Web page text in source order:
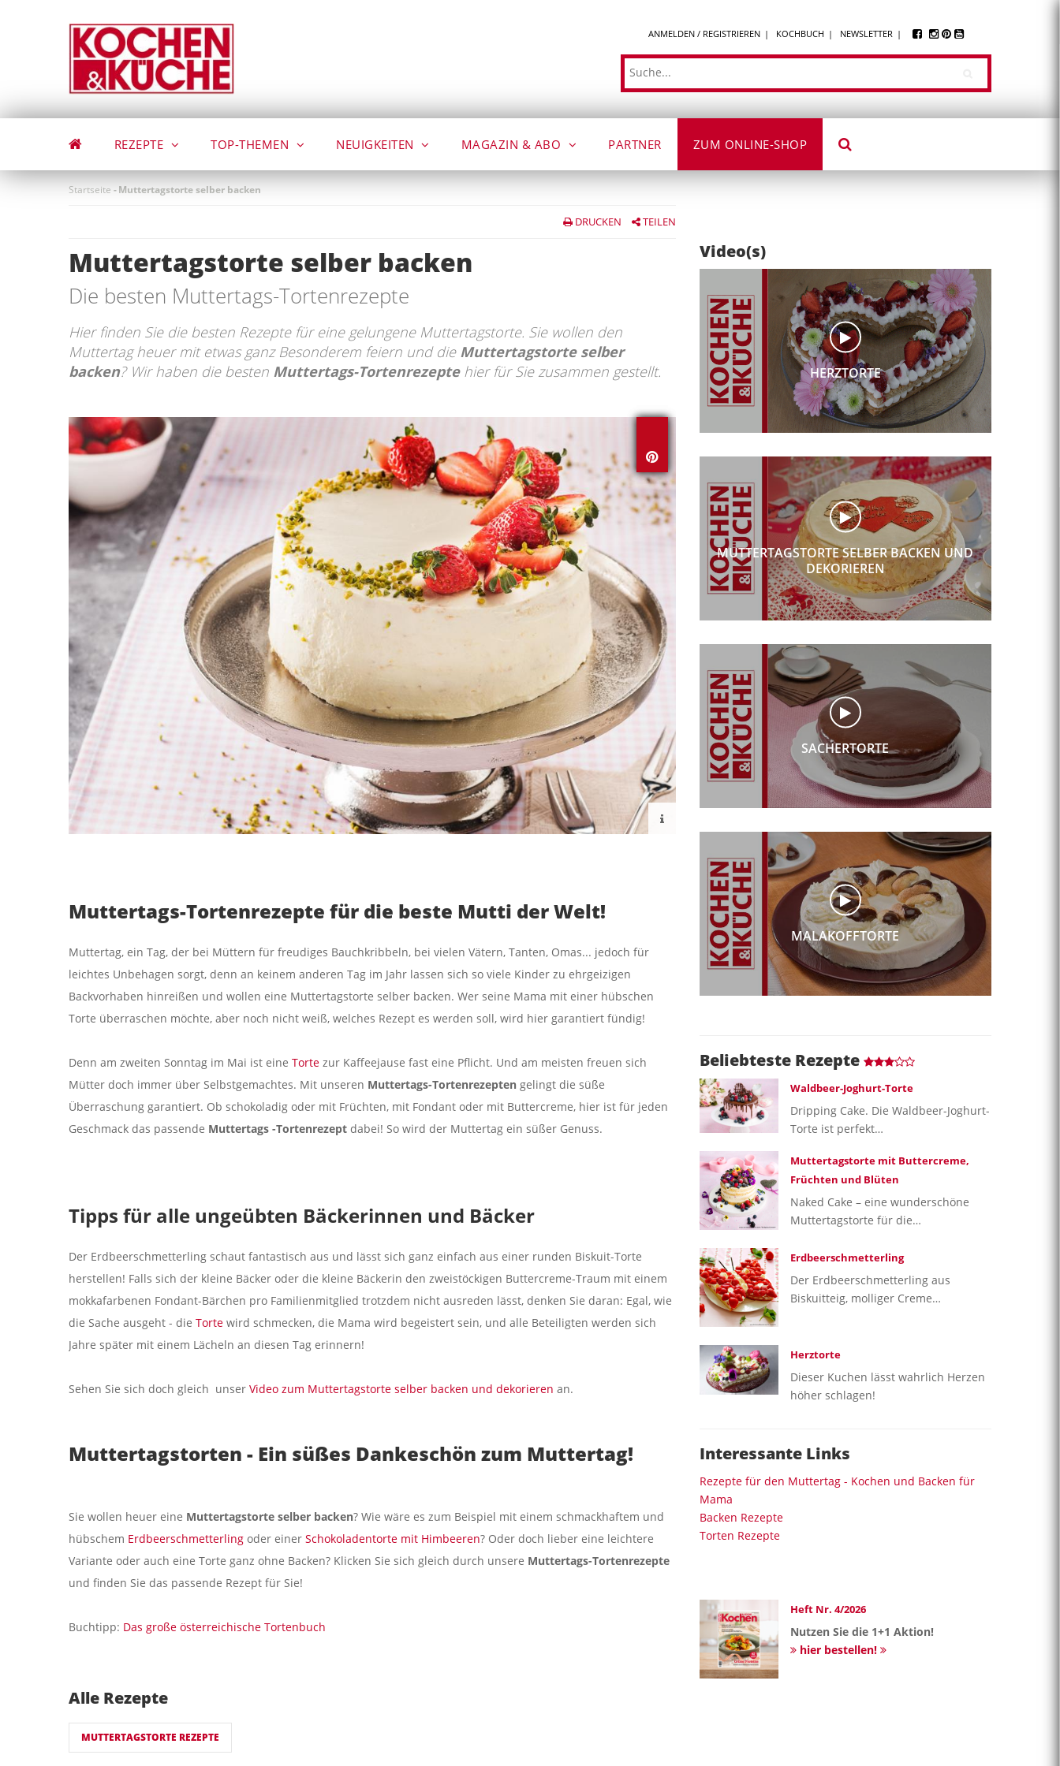
ANMELDEN / REGISTRIEREN KOCHBUCH NEWSLETTER
Suche
REZEPTE TOP-THEMEN NEUIGKEITEN MAGAZIN & ABO PARTNER ZUM ONLINE-SHOP
Startseite -Muttertagstorte selber backen
DRUCKEN TEILEN
Muttertagstorte selber backen
Die besten Muttertags-Tortenrezepte
Hier finden Sie die besten Rezepte für eine gelungene Muttertagstorte. Sie wollen den
Muttertag heuer mit etwas ganz Besonderem feiern und die Muttertagstorte selber
backen? Wir haben die besten Muttertags-Tortenrezepte hier für Sie zusammen gestellt.
Muttertags-Tortenrezepte für die beste Mutti der Welt!
Muttertag, ein Tag, der bei Müttern für freudiges Bauchkribbeln, bei vielen Vätern, Tanten, Omas... jedoch für
leichtes Unbehagen sorgt, denn an keinem anderen Tag im Jahr lassen sich so viele Kinder zu ehrgeizigen
Backvorhaben hinreißen und wollen eine Muttertagstorte selber backen. Wer seine Mama mit einer hübschen
Torte überraschen möchte, aber noch nicht weiß, welches Rezept es werden soll, wird hier garantiert fündig!
Denn am zweiten Sonntag im Mai ist eine Torte zur Kaffeejause fast eine Pflicht. Und am meisten freuen sich
Mütter doch immer über Selbstgemachtes. Mit unseren Muttertags-Tortenrezepten gelingt die süße
Überraschung garantiert. Ob schokoladig oder mit Früchten, mit Fondant oder mit Buttercreme, hier ist für jeden
Geschmack das passende Muttertags -Tortenrezept dabei! So wird der Muttertag ein süßer Genuss.
Tipps für alle ungeübten Bäckerinnen und Bäcker
Der Erdbeerschmetterling schaut fantastisch aus und lässt sich ganz einfach aus einer runden Biskuit-Torte
herstellen! Falls sich der kleine Bäcker oder die kleine Bäckerin den zweistöckigen Buttercreme-Traum mit einem
mokkafarbenen Fondant-Bärchen pro Familienmitglied trotzdem nicht ausreden lässt, denken Sie daran: Egal, wie
die Sache ausgeht - die Torte wird schmecken, die Mama wird begeistert sein, und alle Beteiligten werden sich
Jahre später mit einem Lächeln an diesen Tag erinnern!
Sehen Sie sich doch gleich unser Video zum Muttertagstorte selber backen und dekorieren an.
Muttertagstorten - Ein süßes Dankeschön zum Muttertag!
Sie wollen heuer eine Muttertagstorte selber backen? Wie wäre es zum Beispiel mit einem schmackhaftem und
hübschem Erdbeerschmetterling oder einer Schokoladentorte mit Himbeeren? Oder doch lieber eine leichtere
Variante oder auch eine Torte ganz ohne Backen? Klicken Sie sich gleich durch unsere Muttertags-Tortenrezepte
und finden Sie das passende Rezept für Sie!
Buchtipp: Das große österreichische Tortenbuch
Alle Rezepte
MUTTERTAGSTORTE REZEPTE
Video(s)
HERZTORTE
MUTTERTAGSTORTE SELBER BACKEN UND
DEKORIEREN
SACHERTORTE
MALAKOFFTORTE
Beliebteste Rezepte
Waldbeer-Joghurt-Torte
Dripping Cake. Die Waldbeer-Joghurt-
Torte ist perfekt…
Muttertagstorte mit Buttercreme,
Früchten und Blüten
Naked Cake – eine wunderschöne
Muttertagstorte für die…
Erdbeerschmetterling
Der Erdbeerschmetterling aus
Biskuitteig, molliger Creme…
Herztorte
Dieser Kuchen lässt wahrlich Herzen
höher schlagen!
Interessante Links
Rezepte für den Muttertag - Kochen und Backen für
Mama
Backen Rezepte
Torten Rezepte
Heft Nr. 4/2026
Nutzen Sie die 1+1 Aktion!
hier bestellen!